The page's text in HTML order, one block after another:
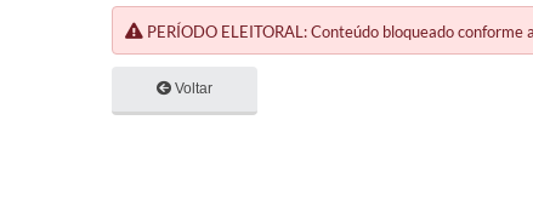
PERÍODO ELEITORAL: Conteúdo bloqueado
Voltar